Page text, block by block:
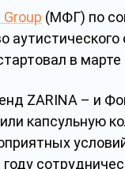
(МФГ) по
аутистического
в марте
ZARINA – и
капсульную